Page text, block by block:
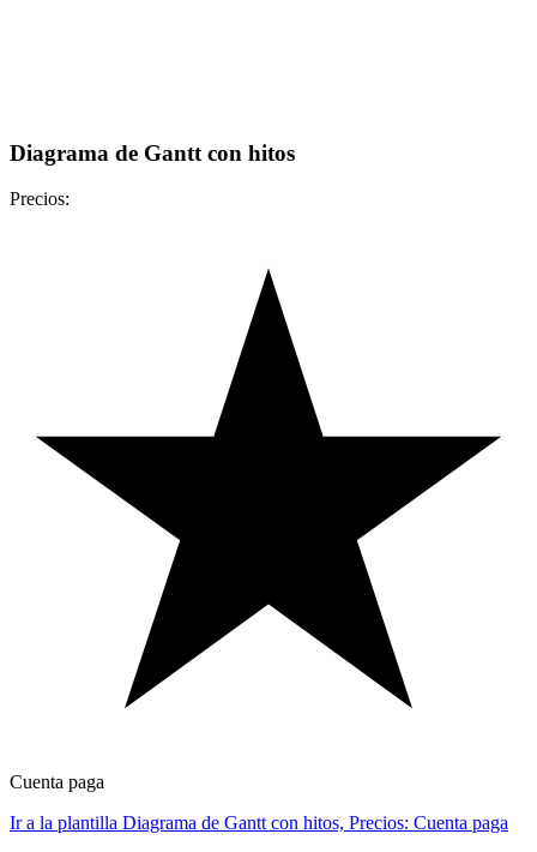
Diagrama de Gantt con hitos
Precios:
Cuenta paga
Ir a la plantilla Diagrama de Gantt con hitos, Precios: Cuenta paga